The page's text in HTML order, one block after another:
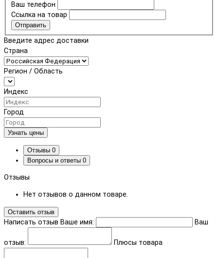
Ваш телефон
Ссылка на товар
Отправить
Введите адрес доставки
Страна
Регион / Область
Индекс
Город
Узнать цены
Отзывы 0
Вопросы и ответы 0
Отзывы
Нет отзывов о данном товаре.
Оставить отзыв
Написать отзыв Ваше имя: Ваш
отзыв: Плюсы товара